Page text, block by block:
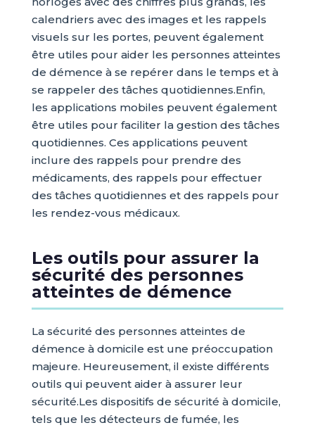
calendriers avec des images et les rappels
visuels sur les portes, peuvent également
être utiles pour aider les personnes atteintes
de démence à se repérer dans le temps et à
se rappeler des tâches quotidiennes.Enfin,
les applications mobiles peuvent également
être utiles pour faciliter la gestion des tâches
quotidiennes. Ces applications peuvent
inclure des rappels pour prendre des
médicaments, des rappels pour effectuer
des tâches quotidiennes et des rappels pour
les rendez-vous médicaux.
Les outils pour assurer la
sécurité des personnes
atteintes de démence
La sécurité des personnes atteintes de
démence à domicile est une préoccupation
majeure. Heureusement, il existe différents
outils qui peuvent aider à assurer leur
sécurité.Les dispositifs de sécurité à domicile,
tels que les détecteurs de fumée, les